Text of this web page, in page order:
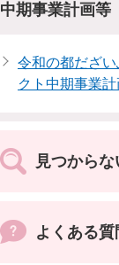
中期事業計画等
令和の都だざ
クト中期事業
見つから
よくある質